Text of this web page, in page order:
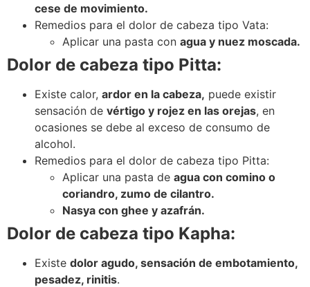
cese de movimiento.
Remedios para el dolor de cabeza tipo Vata:
Aplicar una pasta con agua y nuez moscada.
Dolor de cabeza tipo Pitta:
Existe calor, ardor en la cabeza, puede existir
sensación de vértigo y rojez en las orejas, en
ocasiones se debe al exceso de consumo de
alcohol.
Remedios para el dolor de cabeza tipo Pitta:
Aplicar una pasta de agua con comino o
coriandro, zumo de cilantro.
Nasya con ghee y azafrán.
Dolor de cabeza tipo Kapha:
Existe dolor agudo, sensación de embotamiento,
pesadez, rinitis.